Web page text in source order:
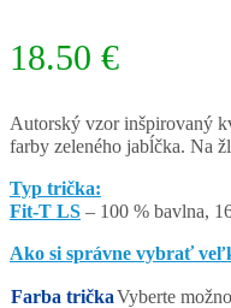
18.50 €
Autorský vzor inšpirovaný
farby zeleného jabĺčka. Na
Typ trička:
Fit-T LS – 100 % bavlna,
Ako si správne vybrať
Farba tričkaVyberte